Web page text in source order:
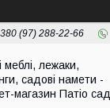
(97) 288-22-66
меблі, лежаки,
садові намети -
магазин Патіо сад